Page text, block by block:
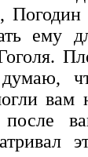
ему
вам